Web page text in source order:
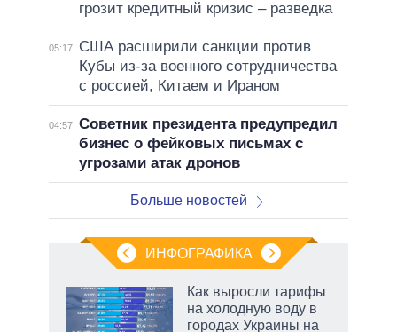
грозит кредитный кризис – разведка
05:17
США расширили санкции против
Кубы из-за военного сотрудничества
с россией, Китаем и Ираном
04:57 Советник президента предупредил
бизнес о фейковых письмах с
угрозами атак дронов
Больше новостей
ИНФОГРАФИКА
Как выросли тарифы
на холодную воду в
городах Украины на